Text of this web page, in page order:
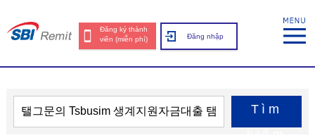
Đăng ký thành
viên (miễn phí)
Đăng nhập
Tìm